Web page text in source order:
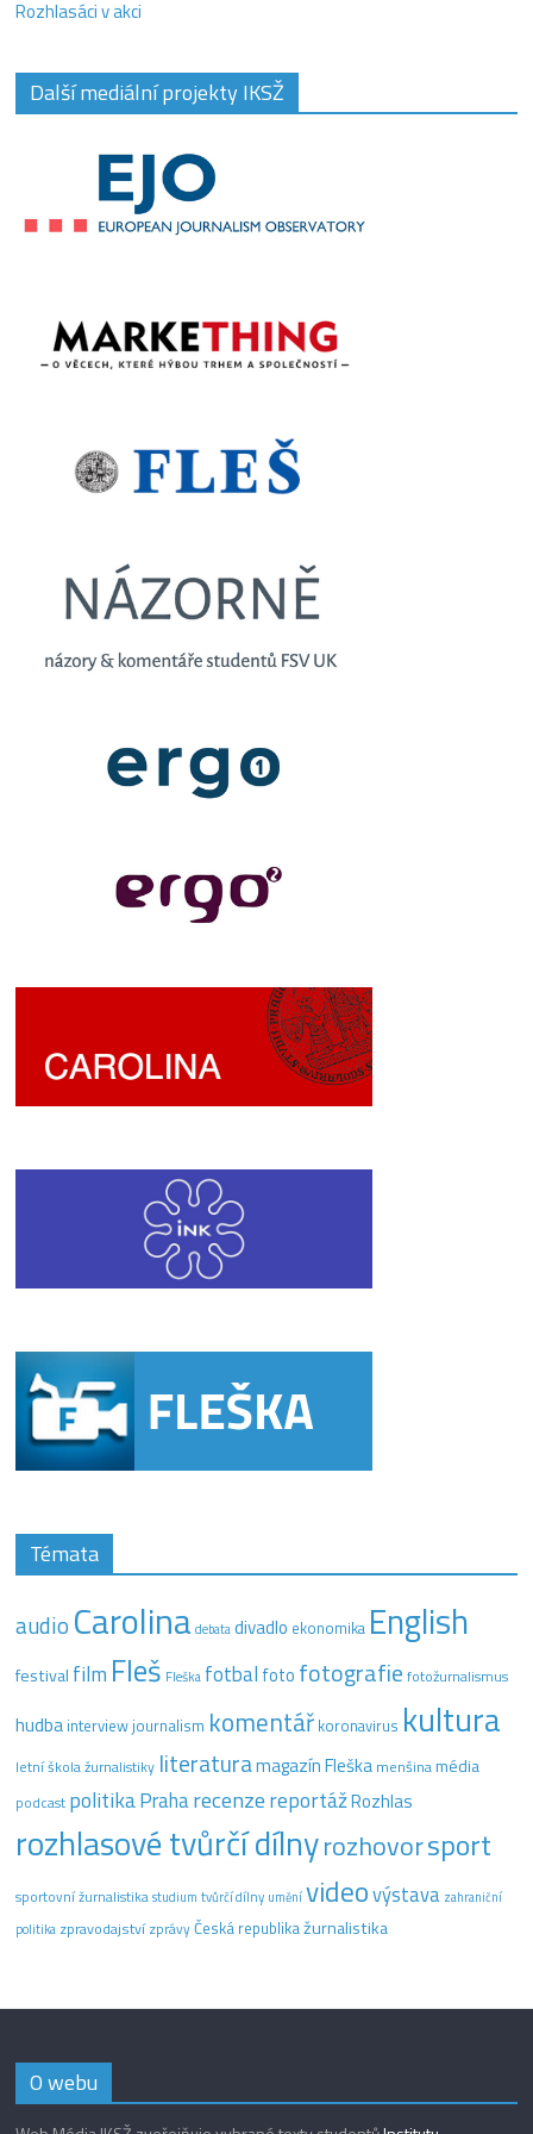
Rozhlasáci v akci
Další mediální projekty IKSŽ
Témata
audio Carolina debata divadlo ekonomika English
festival film Fleš Fleška fotbal foto fotografie fotožurnalismus
hudba interview journalism komentář koronavirus kultura
letní škola žurnalistiky literaturamagazín Fleška menšinamédia
podcast politikaPraharecenzereportážRozhlas
rozhlasové tvůrčí dílnyrozhovorsport
sportovní žurnalistika studium tvůrčí dílny uměnívideovýstava zahraniční
politika zpravodajstvízprávyČeská republikažurnalistika
O webu